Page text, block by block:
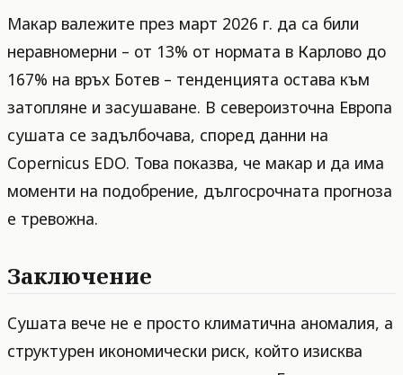
Макар валежите през март 2026 г. да са били
неравномерни – от 13% от нормата в Карлово до
167% на връх Ботев – тенденцията остава към
затопляне и засушаване. В североизточна Европа
сушата се задълбочава, според данни на
Copernicus EDO. Това показва, че макар и да има
моменти на подобрение, дългосрочната прогноза
е тревожна.
Заключение
Сушата вече не е просто климатична аномалия, а
структурен икономически риск, който изисква